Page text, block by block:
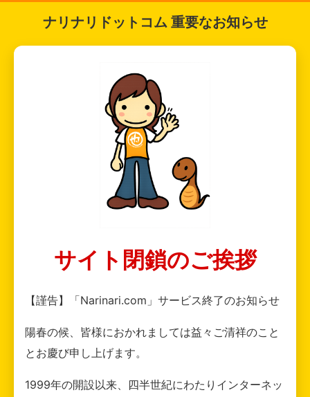
ナリナリドットコム 重要なお知らせ
サイト閉鎖のご挨拶
【謹告】「Narinari.com」サービス終了のお知らせ
陽春の候、皆様におかれましては益々ご清祥のこと
とお慶び申し上げます。
1999年の開設以来、四半世紀にわたりインターネッ